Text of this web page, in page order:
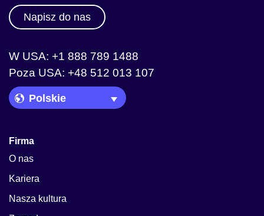
Napisz do nas
W USA: +1 888 789 1488
Poza USA: +48 512 013 107
Language Picker
Firma
O nas
Kariera
Nasza kultura